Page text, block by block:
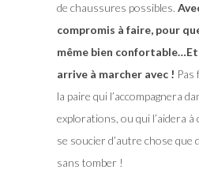
de chaussures possibles.
compromis à faire, pour
même bien
arrive à marcher avec ! Pas
la paire qui l’accompagnera
explorations, ou qui l’aidera
se soucier d’autre chose que
sans tomber !